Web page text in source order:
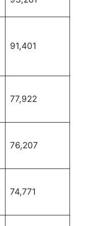
91,401
77,922
76,207
74,771